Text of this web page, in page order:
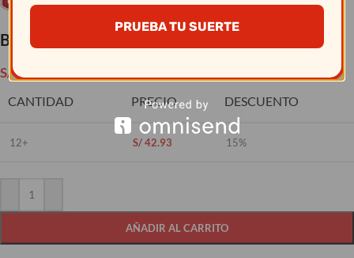
Buzón Rectangular N#80 C/Tapa Vaivén
S/50.50
CANTIDAD PRECIO DESCUENTO
12+ S/42.93 15%
AÑADIR AL CARRITO
PRUEBA TU SUERTE